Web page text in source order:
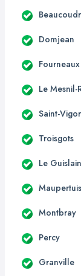
Domjean
Fourneaux
Le Mesnil-
Saint-
Troisgots
Le Guislain
Maupertuis
Montbray
Percy
Granville